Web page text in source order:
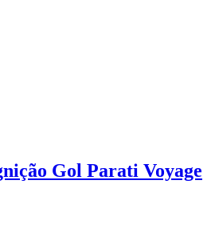
Gol Parati Voyage